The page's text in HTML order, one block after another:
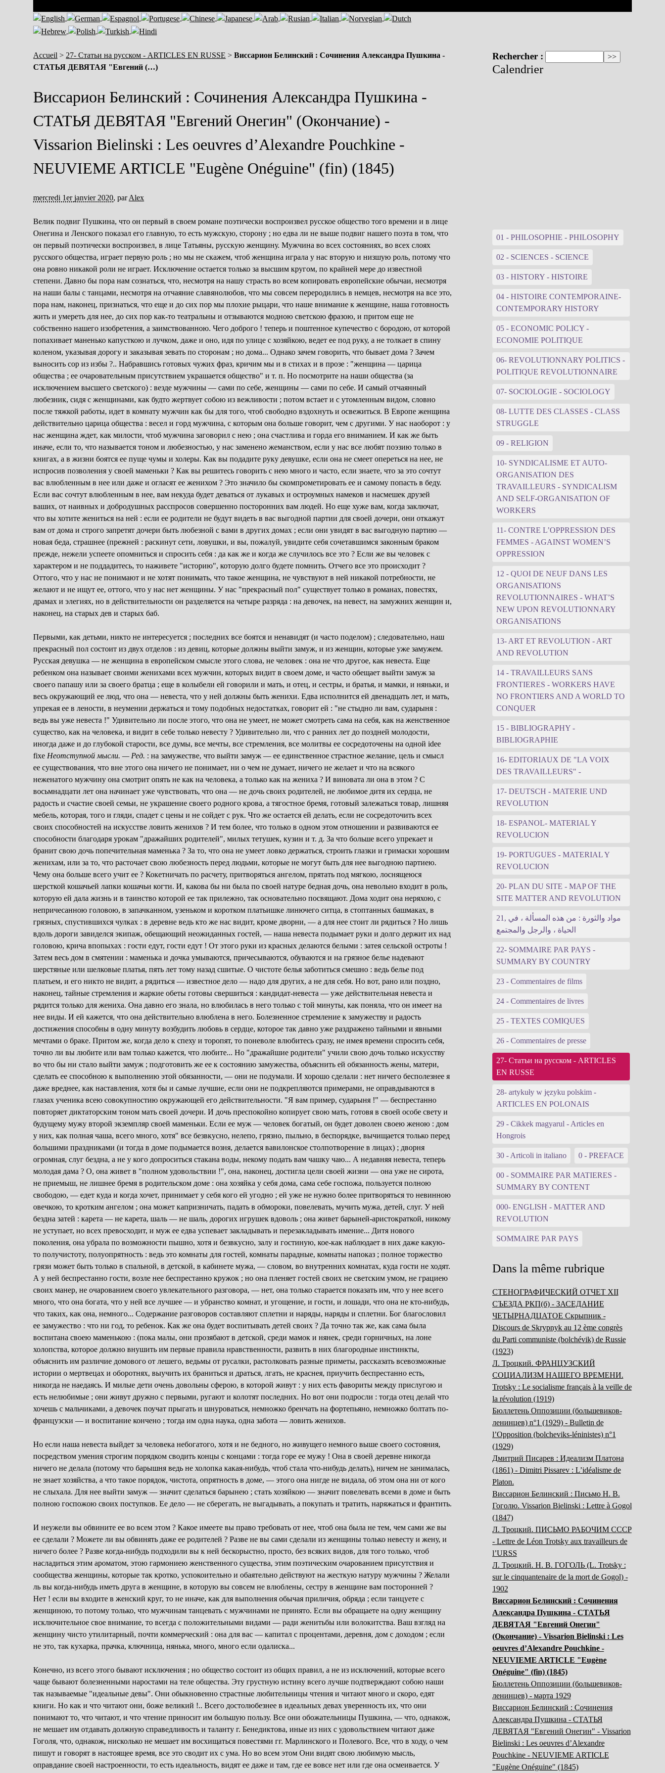
Accueil > 27- Статьи на русском - ARTICLES EN RUSSE >Виссарион Белинский : Сочинения Александра Пушкина -
СТАТЬЯ ДЕВЯТАЯ "Евгений (…)
Виссарион Белинский : Сочинения Александра Пушкина -
СТАТЬЯ ДЕВЯТАЯ "Евгений Онегин" (Окончание) -
Vissarion Bielinski : Les oeuvres d’Alexandre Pouchkine -
NEUVIEME ARTICLE "Eugène Onéguine" (fin) (1845)
mercredi 1er janvier 2020,parAlex
Велик подвиг Пушкина, что он первый в своем романе поэтически воспроизвел русское общество того времени и в лице
Онегина и Ленского показал его главную, то есть мужскую, сторону ; но едва ли не выше подвиг нашего поэта в том, что
он первый поэтически воспроизвел, в лице Татьяны, русскую женщину. Мужчина во всех состояниях, во всех слоях
русского общества, играет первую роль ; но мы не скажем, чтоб женщина играла у нас вторую и низшую роль, потому что
она ровно никакой роли не играет. Исключение остается только за высшим кругом, по крайней мере до известной
степени. Давно бы пора нам сознаться, что, несмотря на нашу страсть во всем копировать европейские обычаи, несмотря
на наши балы с танцами, несмотря на отчаяние славянолюбов, что мы совсем переродились в немцев, несмотря на все это,
пора нам, наконец, признаться, что еще и до сих пор мы плохие рыцари, что наше внимание к женщине, наша готовность
жить и умереть для нее, до сих пор как-то театральны и отзываются модною светскою фразою, и притом еще не
собственно нашего изобретения, а заимствованною. Чего доброго ! теперь и поштенное купечество с бородою, от которой
попахивает маненько капусткою и лучком, даже и оно, идя по улице с хозяйкою, ведет ее под руку, а не толкает в спину
коленом, указывая дорогу и заказывая зевать по сторонам ; но дома... Однако зачем говорить, что бывает дома ? Зачем
выносить сор из избы ?.. Набравшись готовых чужих фраз, кричим мы и в стихах и в прозе : "женщина — царица
общества ; ее очаровательным присутствием украшается общество" и т. п. Но посмотрите на наши общества (за
исключением высшего светского) : везде мужчины — сами по себе, женщины — сами по себе. И самый отчаянный
любезник, сидя с женщинами, как будто жертвует собою из вежливости ; потом встает и с утомленным видом, словно
после тяжкой работы, идет в комнату мужчин как бы для того, чтоб свободно вздохнуть и освежиться. В Европе женщина
действительно царица общества : весел и горд мужчина, с которым она больше говорит, чем с другими. У нас наоборот : у
нас женщина ждет, как милости, чтоб мужчина заговорил с нею ; она счастлива и горда его вниманием. И как же быть
иначе, если то, что называется тоном и любезностью, у нас заменено жеманством, если у нас все любят поэзию только в
книгах, а в жизни боятся ее пуще чумы и холеры. Как вы подадите руку девушке, если она не смеет опереться на нее, не
испросив позволения у своей маменьки ? Как вы решитесь говорить с нею много и часто, если знаете, что за это сочтут
вас влюбленным в нее или даже и огласят ее женихом ? Это значило бы скомпрометировать ее и самому попасть в беду.
Если вас сочтут влюбленным в нее, вам некуда будет деваться от лукавых и остроумных намеков и насмешек друзей
ваших, от наивных и добродушных расспросов совершенно посторонних вам людей. Но еще хуже вам, когда заключат,
что вы хотите жениться на ней : если ее родители не будут видеть в вас выгодной партии для своей дочери, они откажут
вам от дома и строго запретят дочери быть любезной с вами в других домах ; если они увидят в вас выгодную партию —
новая беда, страшнее (прежней : раскинут сети, ловушки, и вы, пожалуй, увидите себя сочетавшимся законным браком
прежде, нежели успеете опомниться и спросить себя : да как же и когда же случилось все это ? Если же вы человек с
характером и не поддадитесь, то наживете "историю", которую долго будете помнить. Отчего все это происходит ?
Оттого, что у нас не понимают и не хотят понимать, что такое женщина, не чувствуют в ней никакой потребности, не
желают и не ищут ее, оттого, что у нас нет женщины. У нас "прекрасный пол" существует только в романах, повестях,
драмах и элегиях, но в действительности он разделяется на четыре разряда : на девочек, на невест, на замужних женщин и,
наконец, на старых дев и старых баб.
Первыми, как детьми, никто не интересуется ; последних все боятся и ненавидят (и часто поделом) ; следовательно, наш
прекрасный пол состоит из двух отделов : из девиц, которые должны выйти замуж, и из женщин, которые уже замужем.
Русская девушка — не женщина в европейском смысле этого слова, не человек : она не что другое, как невеста. Еще
ребенком она называет своими женихами всех мужчин, которых видит в своем доме, и часто обещает выйти замуж за
своего папашу или за своего братца ; еще в колыбели ей говорили и мать, и отец, и сестры, и братья, и мамки, и няньки, и
весь окружающий ее люд, что она — невеста, что у ней должны быть женихи. Едва исполнится ей двенадцать лет, и мать,
упрекая ее в лености, в неумении держаться и тому подобных недостатках, говорит ей : "не стыдно ли вам, сударыня :
ведь вы уже невеста !" Удивительно ли после этого, что она не умеет, не может смотреть сама на себя, как на женственное
существо, как на человека, и видит в себе только невесту ? Удивительно ли, что с ранних лет до поздней молодости,
иногда даже и до глубокой старости, все думы, все мечты, все стремления, все молитвы ее сосредоточены на одной idee
fixe Неотступной мысли. — Ред. : на замужестве, что выйти замуж — ее единственное страстное желание, цель и смысл
ее существования, что вне этого она ничего не понимает, ни о чем не думает, ничего не желает и что на всякого
неженатого мужчину она смотрит опять не как на человека, а только как на жениха ? И виновата ли она в этом ? С
восьмнадцати лет она начинает уже чувствовать, что она — не дочь своих родителей, не любимое дитя их сердца, не
радость и счастие своей семьи, не украшение своего родного крова, а тягостное бремя, готовый залежаться товар, лишняя
мебель, которая, того и гляди, спадет с цены и не сойдет с рук. Что же остается ей делать, если не сосредоточить всех
своих способностей на искусстве ловить женихов ? И тем более, что только в одном этом отношении и развиваются ее
способности благодаря урокам "дражайших родителей", милых тетушек, кузин и т. д. За что больше всего упрекает и
бранит свою дочь попечительная маменька ? За то, что она не умеет ловко держаться, строить глазки и гримаски хорошим
женихам, или за то, что расточает свою любезность перед людьми, которые не могут быть для нее выгодною партиею.
Чему она больше всего учит ее ? Кокетничать по расчету, притворяться ангелом, прятать под мягкою, лоснящеюся
шерсткой кошачьей лапки кошачьи когти. И, какова бы ни была по своей натуре бедная дочь, она невольно входит в роль,
которую ей дала жизнь и в таинство которой ее так прилежно, так основательно посвящают. Дома ходит она неряхою, с
непричесанною головою, в запачканном, узеньком и коротком платьишке линючего ситца, в стоптанных башмаках, в
грязных, спустившихся чулках : в деревне ведь кто же нас видит, кроме дворни, — а для нее стоит ли рядиться ? Но лишь
вдоль дороги завиделся экипаж, обещающий неожиданных гостей, — наша невеста подымает руки и долго держит их над
головою, крича впопыхах : гости едут, гости едут ! От этого руки из красных делаются белыми : затея сельской остроты !
Затем весь дом в смятении : маменька и дочка умываются, причесываются, обуваются и на грязное белье надевают
шерстяные или шелковые платья, пять лет тому назад сшитые. О чистоте белья заботиться смешно : ведь белье под
платьем, и его никто не видит, а рядиться — известное дело — надо для других, а не для себя. Но вот, рано или поздно,
наконец, тайные стремления и жаркие обеты готовы свершиться : кандидат-невеста — уже действительная невеста и
рядится только для жениха. Она давно его знала, но влюбилась в него только с той минуты, как поняла, что он имеет на
нее виды. И ей кажется, что она действительно влюблена в него. Болезненное стремление к замужеству и радость
достижения способны в одну минуту возбудить любовь в сердце, которое так давно уже раздражено тайными и явными
мечтами о браке. Притом же, когда дело к спеху и торопят, то поневоле влюбитесь сразу, не имея времени спросить себя,
точно ли вы любите или вам только кажется, что любите... Но "дражайшие родители" учили свою дочь только искусству
во что бы ни стало выйти замуж ; подготовить же ее к состоянию замужества, объяснить ей обязанность жены, матери,
сделать ее способною к выполнению этой обязанности, — они не подумали. И хорошо сделали : нет ничего бесполезнее я
даже вреднее, как наставления, хотя бы и самые лучшие, если они не подкрепляются примерами, не оправдываются в
глазах ученика всею совокупностию окружающей его действительности. "Я вам пример, сударыня !" — беспрестанно
повторяет диктаторским тоном мать своей дочери. И дочь преспокойно копирует свою мать, готовя в своей особе свету и
будущему мужу второй экземпляр своей маменьки. Если ее муж — человек богатый, он будет доволен своею женою : дом
у них, как полная чаша, всего много, хотя" все безвкусно, нелепо, грязно, пыльно, в беспорядке, вычищается только перед
большими праздниками (и тогда в доме подымается возня, делается вавилонское столпотворение в лицах) ; дворня
огромная, слуг бездна, а не у кого допроситься стакана воды, некому подать вам чашку чаю... А недавняя невеста, теперь
молодая дама ? О, она живет в "полном удовольствии !", она, наконец, достигла цели своей жизни — она уже не сирота,
не приемыш, не лишнее бремя в родительском доме : она хозяйка у себя дома, сама себе госпожа, пользуется полною
свободою, — едет куда и когда хочет, принимает у себя кого ей угодно ; ей уже не нужно более притворяться то невинною
овечкою, то кротким ангелом ; она может капризничать, падать в обмороки, повелевать, мучить мужа, детей, слуг. У ней
бездна затей : карета — не карета, шаль — не шаль, дорогих игрушек вдоволь ; она живет барыней-аристократкой, никому
не уступает, но всех превосходит, и муж ее едва успевает закладывать и перезакладывать имение... Дитя нового
поколения, она убрала по возможности пышно, хотя и безвкусно, залу и гостиную, кое-как наблюдает в них даже какую-
то получистоту, полуопрятность : ведь это комнаты для гостей, комнаты парадные, комнаты напоказ ; полное торжество
грязи может быть только в спальной, в детской, в кабинете мужа, — словом, во внутренних комнатах, куда гости не ходят.
А у ней беспрестанно гости, возле нее беспрестанно кружок ; но она пленяет гостей своих не светским умом, не грациею
своих манер, не очарованием своего увлекательного разговора, — нет, она только старается показать им, что у нее всего
много, что она богата, что у ней все лучшее — и убранство комнат, и угощение, и гости, и лошади, что она не кто-нибудь,
что таких, как она, немного... Содержание разговоров составляют сплетни и наряды, наряды и сплетни. Бог благословил
ее замужество : что ни год, то ребенок. Как же она будет воспитывать детей своих ? Да точно так же, как сама была
воспитана своею маменькою : (пока малы, они прозябают в детской, среди мамок и нянек, среди горничных, на лоне
холопства, которое должно внушить им первые правила нравственности, развить в них благородные инстинкты,
объяснить им различие домового от лешего, ведьмы от русалки, растолковать разные приметы, рассказать всевозможные
истории о мертвецах и оборотнях, выучить их браниться и драться, лгать, не краснея, приучить беспрестанно есть,
никогда не наедаясь. И милые дети очень довольны сферою, в которой живут : у них есть фавориты между прислугою и
есть нелюбимые ; они живут дружно с первыми, ругают и колотят последних. Но вот они подросли : тогда отец делай что
хочешь с мальчиками, а девочек поучат прыгать и шнуроваться, немножко бренчать на фортепьяно, немножко болтать по-
французски — и воспитание кончено ; тогда им одна наука, одна забота — ловить женихов.
Но если наша невеста выйдет за человека небогатого, хотя и не бедного, но живущего немного выше своего состояния,
посредством умения строгим порядком сводить концы с концами : тогда горе ее мужу ! Она в своей деревне никогда
ничего не делала (потому что барышня ведь не холопка какая-нибудь, чтоб стала что-нибудь делать), ничем не занималась,
не знает хозяйства, а что такое порядок, чистота, опрятность в доме, — этого она нигде не видала, об этом она ни от кого
не слыхала. Для нее выйти замуж — значит сделаться барынею ; стать хозяйкою — значит повелевать всеми в доме и быть
полною госпожою своих поступков. Ее дело — не сберегать, не выгадывать, а покупать и тратить, наряжаться и франтить.
И неужели вы обвините ее во всем этом ? Какое имеете вы право требовать от нее, чтоб она была не тем, чем сами же вы
ее сделали ? Можете ли вы обвинять даже ее родителей ? Разве не вы сами сделали из женщины только невесту и жену, и
ничего более ? Разве когда-нибудь подходили вы к ней бескорыстно, просто, без всяких видов, для того только, чтоб
насладиться этим ароматом, этою гармониею женственного существа, этим поэтическим очарованием присутствия и
сообщества женщины, которые так кротко, успокоительно и обаятельно действуют на жесткую натуру мужчины ? Желали
ль вы когда-нибудь иметь друга в женщине, в которую вы совсем не влюблены, сестру в женщине вам посторонней ?
Нет ! если вы входите в женский круг, то не иначе, как для выполнения обычая приличия, обряда ; если танцуете с
женщиною, то потому только, что мужчинам танцевать с мужчинами не принято. Если вы обращаете на одну женщину
исключительное свое внимание, то всегда с положительными видами — ради женитьбы или волокитства. Ваш взгляд на
женщину чисто утилитарный, почти коммерческий : она для вас — капитал с процентами, деревня, дом с доходом ; если
не это, так кухарка, прачка, ключница, нянька, много, много если одалиска...
Конечно, из всего этого бывают исключения ; но общество состоит из общих правил, а не из исключений, которые всего
чаще бывают болезненными наростами на теле общества. Эту грустную истину всего лучше подтверждают собою наши
так называемые "идеальные девы". Они обыкновенно страстные любительницы чтения и читают много и скоро, едят
книги. Но как и что читают они, боже великий !.. Всего достолюбезнее в идеальных девах уверенность их, что они
понимают то, что читают, и что чтение приносит им большую пользу. Все они обожательницы Пушкина, — что, однакож,
не мешает им отдавать должную справедливость и таланту г. Бенедиктова, иные из них с удовольствием читают даже
Гоголя, что, однакож, нисколько не мешает им восхищаться повестями гг. Марлинского и Полевого. Все, что в ходу, о чем
пишут и говорят в настоящее время, все это сводит их с ума. Но во всем этом Они видят свою любимую мысль,
оправдание своей настроенности, то есть идеальность, видят ее даже и там, где ее вовсе нет или где она осмеивается. У
Rechercher :
Calendrier
01 - PHILOSOPHIE - PHILOSOPHY
02 - SCIENCES - SCIENCE
03 - HISTORY - HISTOIRE
04 - HISTOIRE CONTEMPORAINE-
CONTEMPORARY HISTORY
05 - ECONOMIC POLICY -
ECONOMIE POLITIQUE
06- REVOLUTIONNARY POLITICS -
POLITIQUE REVOLUTIONNAIRE
07- SOCIOLOGIE - SOCIOLOGY
08- LUTTE DES CLASSES - CLASS
STRUGGLE
09 - RELIGION
10- SYNDICALISME ET AUTO-
ORGANISATION DES
TRAVAILLEURS - SYNDICALISM
AND SELF-ORGANISATION OF
WORKERS
11- CONTRE L’OPPRESSION DES
FEMMES - AGAINST WOMEN’S
OPPRESSION
12 - QUOI DE NEUF DANS LES
ORGANISATIONS
REVOLUTIONNAIRES - WHAT’S
NEW UPON REVOLUTIONNARY
ORGANISATIONS
13- ART ET REVOLUTION - ART
AND REVOLUTION
14 - TRAVAILLEURS SANS
FRONTIERES - WORKERS HAVE
NO FRONTIERS AND A WORLD TO
CONQUER
15 - BIBLIOGRAPHY -
BIBLIOGRAPHIE
16- EDITORIAUX DE "LA VOIX
DES TRAVAILLEURS" -
17- DEUTSCH - MATERIE UND
REVOLUTION
18- ESPANOL- MATERIAL Y
REVOLUCION
19- PORTUGUES - MATERIAL Y
REVOLUCION
20- PLAN DU SITE - MAP OF THE
SITE MATTER AND REVOLUTION
21, مواد والثورة : من هذه المسألة ، في
الحياة ، والرجل والمجتمع
22- SOMMAIRE PAR PAYS -
SUMMARY BY COUNTRY
23 - Commentaires de films
24 - Commentaires de livres
25 - TEXTES COMIQUES
26 - Commentaires de presse
27- Статьи на русском - ARTICLES
EN RUSSE
28- artykuły w języku polskim -
ARTICLES EN POLONAIS
29 - Cikkek magyarul - Articles en
Hongrois
30 - Articoli in italiano 0 - PREFACE
00 - SOMMAIRE PAR MATIERES -
SUMMARY BY CONTENT
000- ENGLISH - MATTER AND
REVOLUTION
SOMMAIRE PAR PAYS
Dans la même rubrique
СТЕНОГРАФИЧЕСКИЙ ОТЧЕТ XII
СЪЕЗДА РКП(б) - ЗАСЕДАНИЕ
ЧЕТЫРНАДЦАТОЕ Скрыпник -
Discours de Skrypnyk au 12 ème congrès
du Parti communiste (bolchévik) de Russie
(1923)
Л. Троцкий. ФРАНЦУЗСКИЙ
СОЦИАЛИЗМ НАШЕГО ВРЕМЕНИ.
Trotsky : Le socialisme français à la veille de
la révolution (1919)
Бюллетень Оппозиции (большевиков-
ленинцев) n°1 (1929) - Bulletin de
l’Opposition (bolcheviks-léninistes) n°1
(1929)
Дмитрий Писарев : Идеализм Платона
(1861) - Dimitri Pissarev : L’idéalisme de
Platon.
Bиссарион Белинский : Письмо Н. В.
Гоголю. Vissarion Bielinski : Lettre à Gogol
(1847)
Л. Троцкий. ПИСЬМО РАБОЧИМ СССР
- Lettre de Léon Trotsky aux travailleurs de
l’URSS
Л. Троцкий. Н. В. ГОГОЛЬ (L. Trotsky :
sur le cinquantenaire de la mort de Gogol) -
1902
Виссарион Белинский : Сочинения
Александра Пушкина - СТАТЬЯ
ДЕВЯТАЯ "Евгений Онегин"
(Окончание) - Vissarion Bielinski : Les
oeuvres d’Alexandre Pouchkine -
NEUVIEME ARTICLE "Eugène
Onéguine" (fin) (1845)
Бюллетень Оппозиции (большевиков-
ленинцев) - марта 1929
Виссарион Белинский : Сочинения
Александра Пушкина - СТАТЬЯ
ДЕВЯТАЯ "Евгений Онегин" - Vissarion
Bielinski : Les oeuvres d’Alexandre
Pouchkine - NEUVIEME ARTICLE
"Eugène Onéguine" (1845)